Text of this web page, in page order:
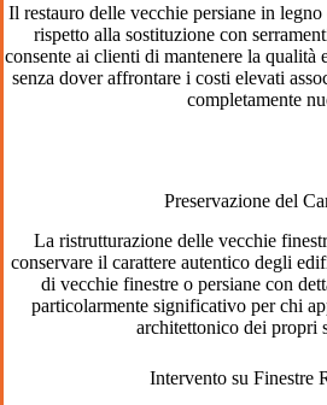
Il restauro delle vecchie persiane in
rispetto alla sostituzione con
consente ai clienti di mantenere la qualità
senza dover affrontare i costi elevati
completamente
Preservazione del
La ristrutturazione delle vecchie
conservare il carattere autentico degli
di vecchie finestre o persiane con
particolarmente significativo per chi
architettonico dei propri
Intervento su Finestre